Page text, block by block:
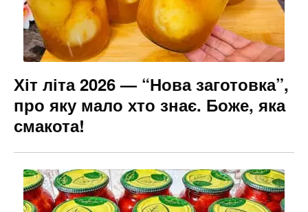
Хіт літа 2026 — “Нова заготовка”,
про яку мало хто знає. Боже, яка
смакота!